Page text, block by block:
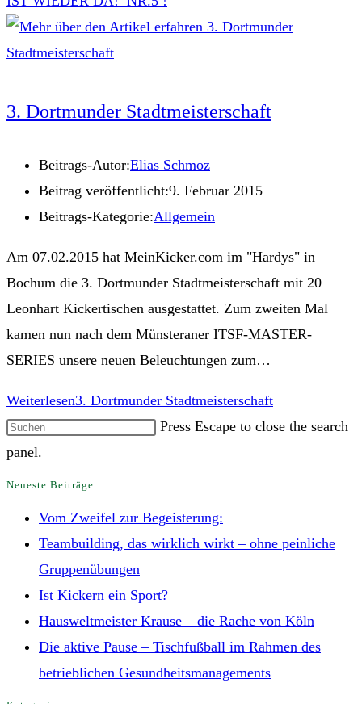
3. Dortmunder Stadtmeisterschaft
Beitrags-Autor:Elias Schmoz
Beitrag veröffentlicht:9. Februar 2015
Beitrags-Kategorie:Allgemein
Am 07.02.2015 hat MeinKicker.com im "Hardys" in
Bochum die 3. Dortmunder Stadtmeisterschaft mit 20
Leonhart Kickertischen ausgestattet. Zum zweiten Mal
kamen nun nach dem Münsteraner ITSF-MASTER-
SERIES unsere neuen Beleuchtungen zum…
Weiterlesen3. Dortmunder Stadtmeisterschaft
Press Escape to close the search
panel.
Neueste Beiträge
Vom Zweifel zur Begeisterung:
Teambuilding, das wirklich wirkt – ohne peinliche
Gruppenübungen
Ist Kickern ein Sport?
Hausweltmeister Krause – die Rache von Köln
Die aktive Pause – Tischfußball im Rahmen des
betrieblichen Gesundheitsmanagements